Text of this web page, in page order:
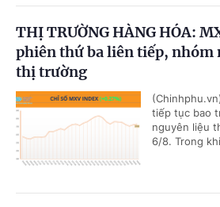
THỊ TRƯỜNG HÀNG HÓA:
phiên thứ ba liên tiếp, nhóm
thị trường
tiếp tục bao
nguyên liệu
6/8. Trong